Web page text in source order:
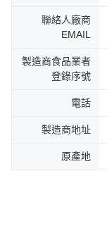
聯絡人廠商
EMAIL
製造商食品業者
登錄序號
電話
製造商地址
原產地